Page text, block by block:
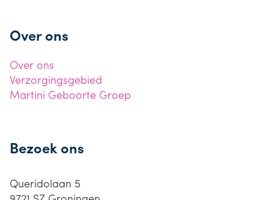
Over ons
Over ons
Verzorgingsgebied
Martini Geboorte Groep
Bezoek ons
Queridolaan 5